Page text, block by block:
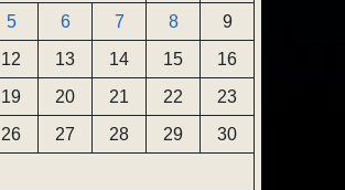
5 6 7 8
9
12 13 14 15
16
19 20 21 22
23
26 27 28 29
30